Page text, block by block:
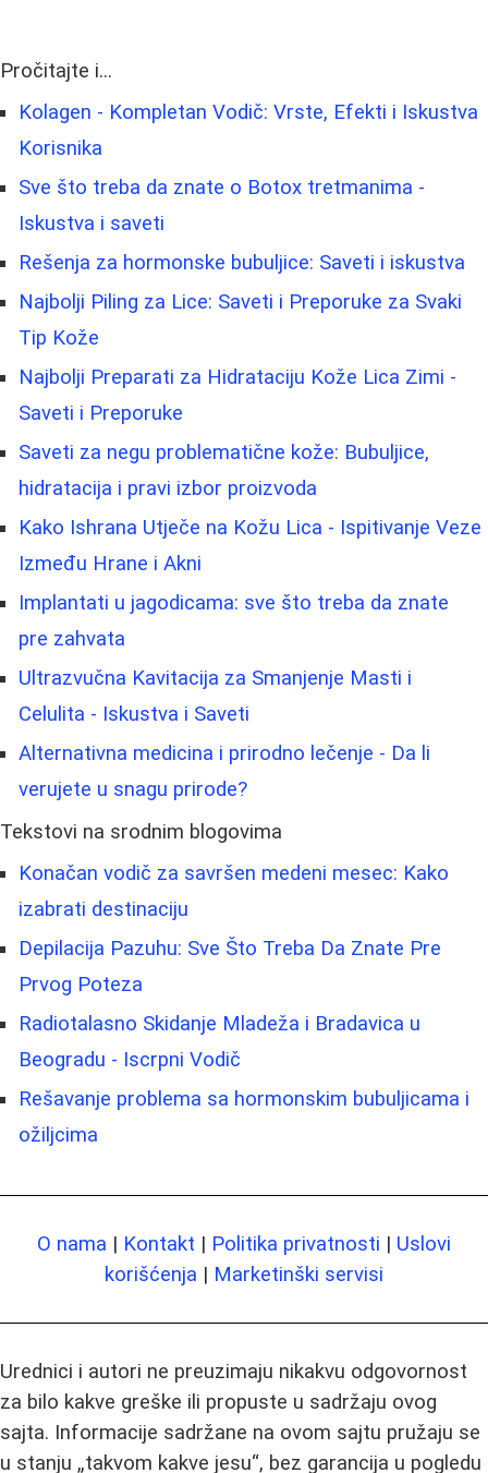
Pročitajte i...
Kolagen - Kompletan Vodič: Vrste, Efekti i Iskustva
Korisnika
Sve što treba da znate o Botox tretmanima -
Iskustva i saveti
Rešenja za hormonske bubuljice: Saveti i iskustva
Najbolji Piling za Lice: Saveti i Preporuke za Svaki
Tip Kože
Najbolji Preparati za Hidrataciju Kože Lica Zimi -
Saveti i Preporuke
Saveti za negu problematične kože: Bubuljice,
hidratacija i pravi izbor proizvoda
Kako Ishrana Utječe na Kožu Lica - Ispitivanje Veze
Između Hrane i Akni
Implantati u jagodicama: sve što treba da znate
pre zahvata
Ultrazvučna Kavitacija za Smanjenje Masti i
Celulita - Iskustva i Saveti
Alternativna medicina i prirodno lečenje - Da li
verujete u snagu prirode?
Tekstovi na srodnim blogovima
Konačan vodič za savršen medeni mesec: Kako
izabrati destinaciju
Depilacija Pazuhu: Sve Što Treba Da Znate Pre
Prvog Poteza
Radiotalasno Skidanje Mladeža i Bradavica u
Beogradu - Iscrpni Vodič
Rešavanje problema sa hormonskim bubuljicama i
ožiljcima
O nama | Kontakt | Politika privatnosti | Uslovi
korišćenja | Marketinški servisi
Urednici i autori ne preuzimaju nikakvu odgovornost
za bilo kakve greške ili propuste u sadržaju ovog
sajta. Informacije sadržane na ovom sajtu pružaju se
u stanju „takvom kakve jesu“, bez garancija u pogledu